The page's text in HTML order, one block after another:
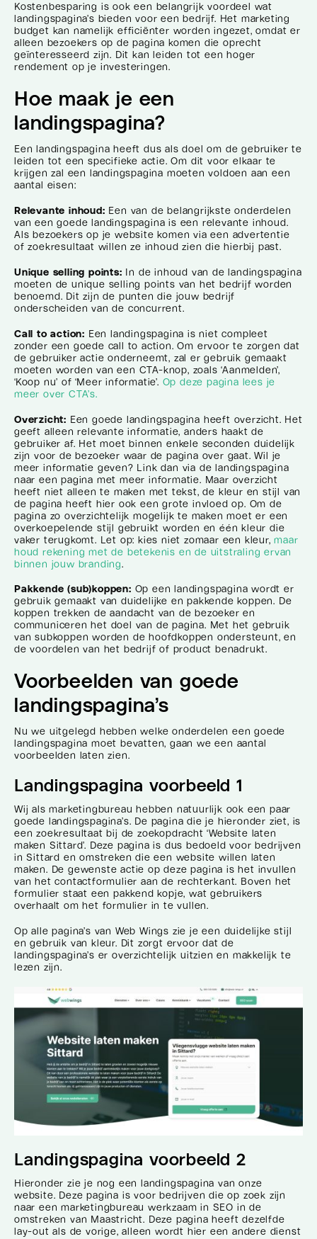
Kostenbesparing is ook een belangrijk voordeel wat
landingspagina’s bieden voor een bedrijf. Het marketing
budget kan namelijk efficiënter worden ingezet, omdat er
alleen bezoekers op de pagina komen die oprecht
geïnteresseerd zijn. Dit kan leiden tot een hoger
rendement op je investeringen.
Hoe maak je een
landingspagina?
Een landingspagina heeft dus als doel om de gebruiker te
leiden tot een specifieke actie. Om dit voor elkaar te
krijgen zal een landingspagina moeten voldoen aan een
aantal eisen:
Relevante inhoud: Een van de belangrijkste onderdelen
van een goede landingspagina is een relevante inhoud.
Als bezoekers op je website komen via een advertentie
of zoekresultaat willen ze inhoud zien die hierbij past.
Unique selling points: In de inhoud van de landingspagina
moeten de unique selling points van het bedrijf worden
benoemd. Dit zijn de punten die jouw bedrijf
onderscheiden van de concurrent.
Call to action: Een landingspagina is niet compleet
zonder een goede call to action. Om ervoor te zorgen dat
de gebruiker actie onderneemt, zal er gebruik gemaakt
moeten worden van een CTA-knop, zoals ‘Aanmelden’,
‘Koop nu’ of ‘Meer informatie’. Op deze pagina lees je
meer over CTA’s.
Overzicht: Een goede landingspagina heeft overzicht. Het
geeft alleen relevante informatie, anders haakt de
gebruiker af. Het moet binnen enkele seconden duidelijk
zijn voor de bezoeker waar de pagina over gaat. Wil je
meer informatie geven? Link dan via de landingspagina
naar een pagina met meer informatie. Maar overzicht
heeft niet alleen te maken met tekst, de kleur en stijl van
de pagina heeft hier ook een grote invloed op. Om de
pagina zo overzichtelijk mogelijk te maken moet er een
overkoepelende stijl gebruikt worden en één kleur die
vaker terugkomt. Let op: kies niet zomaar een kleur,maar
houd rekening met de betekenis en de uitstraling ervan
binnen jouw branding.
Pakkende (sub)koppen: Op een landingspagina wordt er
gebruik gemaakt van duidelijke en pakkende koppen. De
koppen trekken de aandacht van de bezoeker en
communiceren het doel van de pagina. Met het gebruik
van subkoppen worden de hoofdkoppen ondersteunt, en
de voordelen van het bedrijf of product benadrukt.
Voorbeelden van goede
landingspagina’s
Nu we uitgelegd hebben welke onderdelen een goede
landingspagina moet bevatten, gaan we een aantal
voorbeelden laten zien.
Landingspagina voorbeeld 1
Wij als marketingbureau hebben natuurlijk ook een paar
goede landingspagina’s. De pagina die je hieronder ziet, is
een zoekresultaat bij de zoekopdracht ‘Website laten
maken Sittard’. Deze pagina is dus bedoeld voor bedrijven
in Sittard en omstreken die een website willen laten
maken. De gewenste actie op deze pagina is het invullen
van het contactformulier aan de rechterkant. Boven het
formulier staat een pakkend kopje, wat gebruikers
overhaalt om het formulier in te vullen.
Op alle pagina’s van Web Wings zie je een duidelijke stijl
en gebruik van kleur. Dit zorgt ervoor dat de
landingspagina’s er overzichtelijk uitzien en makkelijk te
lezen zijn.
Landingspagina voorbeeld 2
Hieronder zie je nog een landingspagina van onze
website. Deze pagina is voor bedrijven die op zoek zijn
naar een marketingbureau werkzaam in SEO in de
omstreken van Maastricht. Deze pagina heeft dezelfde
lay-out als de vorige, alleen wordt hier een andere dienst